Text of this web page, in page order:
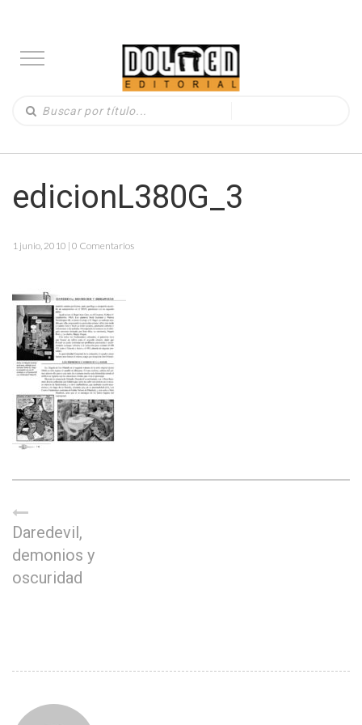
edicionL380G_3
1 junio, 2010 | 0 Comentarios
Daredevil,
demonios y
oscuridad